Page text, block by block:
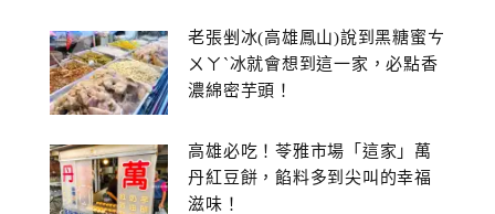
老張剉冰(高雄鳳山)說到黑糖蜜ㄘ
ㄨㄚˋ冰就會想到這一家，必點香
濃綿密芋頭！
高雄必吃！苓雅市場「這家」萬
丹紅豆餅，餡料多到尖叫的幸福
滋味！